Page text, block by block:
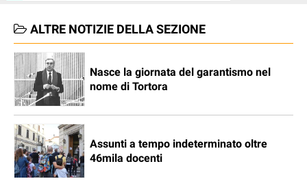
ALTRE NOTIZIE DELLA SEZIONE
Nasce la giornata del garantismo nel
nome di Tortora
Assunti a tempo indeterminato oltre
46mila docenti